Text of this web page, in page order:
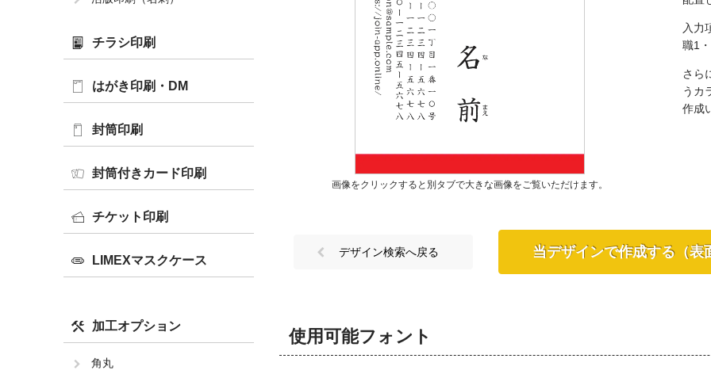
画像をクリックすると別タブで大きな画像をご覧いただけます。
入力
職1
さら
うカ
作成
デザイン検索へ戻る 当デザインで作成する（表
使用可能フォント
チラシ印刷
はがき印刷・DM
封筒印刷
封筒付きカード印刷
チケット印刷
LIMEXマスクケース
加工オプション
角丸